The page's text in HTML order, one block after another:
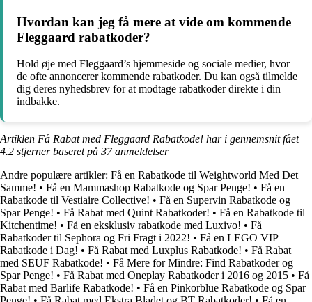
Hvordan kan jeg få mere at vide om kommende
Fleggaard rabatkoder?
Hold øje med Fleggaard’s hjemmeside og sociale medier, hvor
de ofte annoncerer kommende rabatkoder. Du kan også tilmelde
dig deres nyhedsbrev for at modtage rabatkoder direkte i din
indbakke.
Artiklen Få Rabat med Fleggaard Rabatkode! har i gennemsnit fået
4.2 stjerner baseret på 37anmeldelser
Andre populære artikler: Få en Rabatkode til Weightworld Med Det
Samme! • Få en Mammashop Rabatkode og Spar Penge! • Få en
Rabatkode til Vestiaire Collective! • Få en Supervin Rabatkode og
Spar Penge! • Få Rabat med Quint Rabatkoder! • Få en Rabatkode til
Kitchentime! • Få en eksklusiv rabatkode med Luxivo! • Få
Rabatkoder til Sephora og Fri Fragt i 2022! • Få en LEGO VIP
Rabatkode i Dag! • Få Rabat med Luxplus Rabatkode! • Få Rabat
med SEUF Rabatkode! • Få Mere for Mindre: Find Rabatkoder og
Spar Penge! • Få Rabat med Oneplay Rabatkoder i 2016 og 2015 • Få
Rabat med Barlife Rabatkode! • Få en Pinkorblue Rabatkode og Spar